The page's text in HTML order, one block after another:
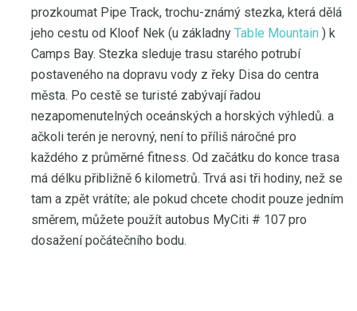
prozkoumat Pipe Track, trochu-známý stezka, která dělá
jeho cestu od Kloof Nek (u základny Table Mountain ) k
Camps Bay. Stezka sleduje trasu starého potrubí
postaveného na dopravu vody z řeky Disa do centra
města. Po cestě se turisté zabývají řadou
nezapomenutelných oceánských a horských výhledů. a
ačkoli terén je nerovný, není to příliš náročné pro
každého z průměrné fitness. Od začátku do konce trasa
má délku přibližně 6 kilometrů. Trvá asi tři hodiny, než se
tam a zpět vrátíte; ale pokud chcete chodit pouze jedním
směrem, můžete použít autobus MyCiti # 107 pro
dosažení počátečního bodu.